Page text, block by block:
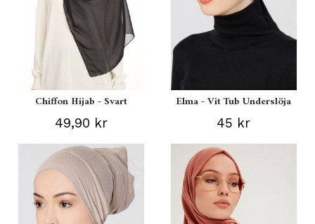
Chiffon Hijab - Svart
49,90 kr
Elma - Vit Tub Underslöja
45 kr